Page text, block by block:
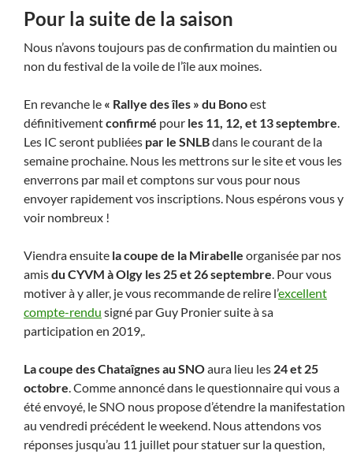
Pour la suite de la saison
Nous n’avons toujours pas de confirmation du maintien ou
non du festival de la voile de l’île aux moines.
En revanche le « Rallye des îles » du Bonoest
définitivementconfirmé pour les 11, 12, et 13 septembre.
Les IC seront publiées par le SNLBdans le courant de la
semaine prochaine. Nous les mettrons sur le site et vous les
enverrons par mail et comptons sur vous pour nous
envoyer rapidement vos inscriptions. Nous espérons vous y
voir nombreux !
Viendra ensuite la coupe de la Mirabelle organisée par nos
amisdu CYVM à Olgy les 25 et 26 septembre. Pour vous
motiver à y aller, je vous recommande de relire l’excellent
compte-rendu signé par Guy Pronier suite à sa
participation en 2019,.
La coupe des Chataîgnes au SNOaura lieu les 24 et 25
octobre. Comme annoncé dans le questionnaire qui vous a
été envoyé, le SNO nous propose d’étendre la manifestation
au vendredi précédent le weekend. Nous attendons vos
réponses jusqu’au 11 juillet pour statuer sur la question,